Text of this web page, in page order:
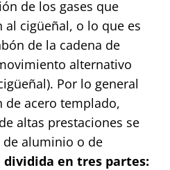
de los gases que
cigüeñal, o lo que es
de la cadena de
alternativo
Por lo general
de acero templado,
altas prestaciones se
aluminio o de
dividida en tres partes: